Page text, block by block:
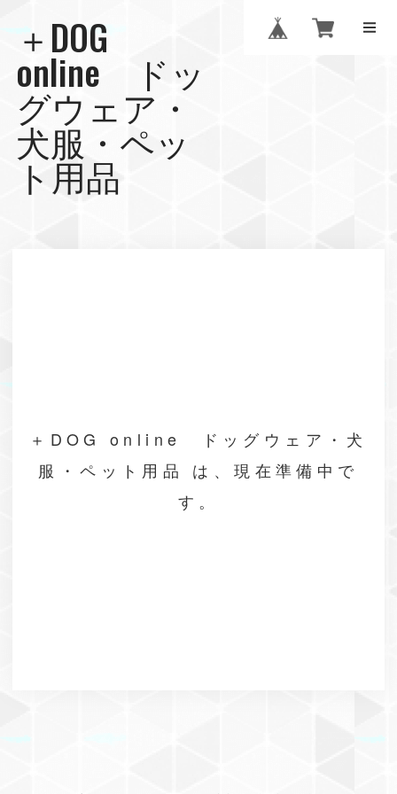
＋DOG
online ドッ
グウェア・
犬服・ペッ
ト用品
＋DOG online ドッグウェア・犬
服・ペット用品 は、現在準備中で
す。